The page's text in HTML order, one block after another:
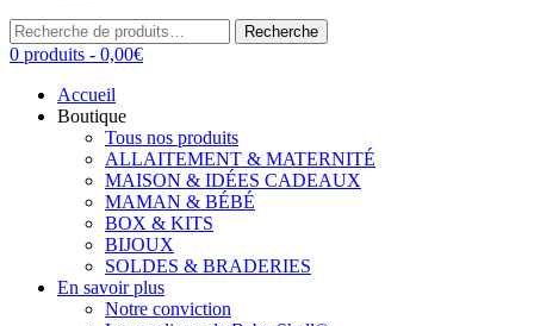
Recherche
pour :
Recherche
0 produits - 0,00€
Accueil
Boutique
Tous nos produits
ALLAITEMENT & MATERNITÉ
MAISON & IDÉES CADEAUX
MAMAN & BÉBÉ
BOX & KITS
BIJOUX
SOLDES & BRADERIES
En savoir plus
Notre conviction